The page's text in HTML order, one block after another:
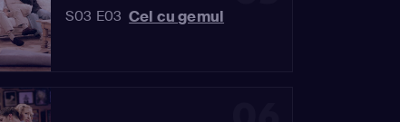
S03 E03 Cel cu gemul